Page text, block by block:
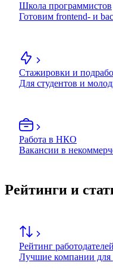
Школа программистов
Готовим frontend- и
Стажировки и
Для студентов и
Работа в НКО
Вакансии в
Рейтинги и
Рейтинг
Лучшие компании для